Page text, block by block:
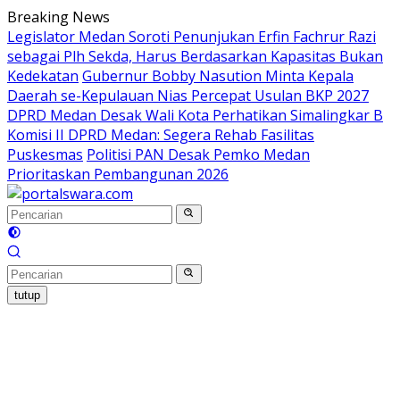
Langsung
ke
konten
Breaking News
Legislator Medan Soroti Penunjukan Erfin Fachrur Razi
sebagai Plh Sekda, Harus Berdasarkan Kapasitas Bukan
Kedekatan Gubernur Bobby Nasution Minta Kepala
Daerah se-Kepulauan Nias Percepat Usulan BKP 2027
DPRD Medan Desak Wali Kota Perhatikan Simalingkar B
Komisi II DPRD Medan: Segera Rehab Fasilitas
Puskesmas Politisi PAN Desak Pemko Medan
Prioritaskan Pembangunan 2026
tutup